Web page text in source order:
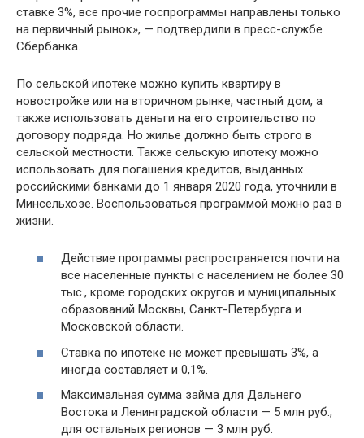
ставке 3%, все прочие госпрограммы направлены только
на первичный рынок», — подтвердили в пресс-службе
Сбербанка.
По сельской ипотеке можно купить квартиру в
новостройке или на вторичном рынке, частный дом, а
также использовать деньги на его строительство по
договору подряда. Но жилье должно быть строго в
сельской местности. Также сельскую ипотеку можно
использовать для погашения кредитов, выданных
российскими банками до 1 января 2020 года, уточнили в
Минсельхозе. Воспользоваться программой можно раз в
жизни.
Действие программы распространяется почти на
все населенные пункты с населением не более 30
тыс., кроме городских округов и муниципальных
образований Москвы, Санкт-Петербурга и
Московской области.
Ставка по ипотеке не может превышать 3%, а
иногда составляет и 0,1%.
Максимальная сумма займа для Дальнего
Востока и Ленинградской области — 5 млн руб.,
для остальных регионов — 3 млн руб.